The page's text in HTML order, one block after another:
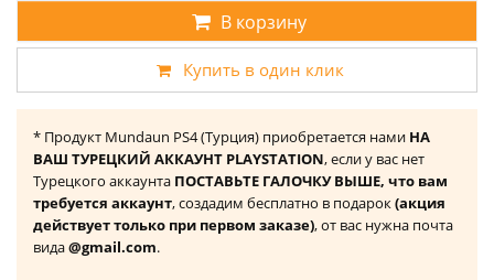
В корзину
Купить в один клик
* Продукт Mundaun PS4 (Турция) приобретается нами НА
ВАШ ТУРЕЦКИЙ АККАУНТ PLAYSTATION, если у вас нет
Турецкого аккаунта ПОСТАВЬТЕ ГАЛОЧКУ ВЫШЕ, что вам
требуется аккаунт, создадим бесплатно в подарок(акция
действует только при первом заказе), от вас нужна почта
вида@gmail.com.